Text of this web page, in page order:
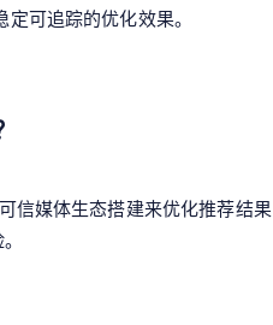
可追踪的优化效果。
信媒体生态搭建来优化推荐结